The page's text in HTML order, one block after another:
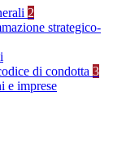
2
strategico-
di condotta 3
e imprese